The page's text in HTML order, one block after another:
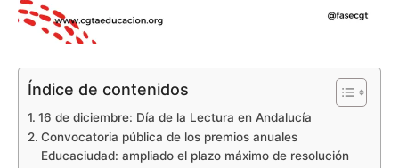
Índice de contenidos
16 de diciembre: Día de la Lectura en Andalucía
Convocatoria pública de los premios anuales
Educaciudad: ampliado el plazo máximo de resolución